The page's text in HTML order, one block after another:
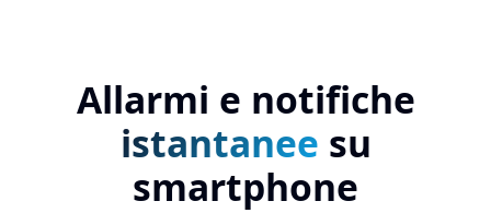
Allarmi e notifiche
istantanee su
smartphone